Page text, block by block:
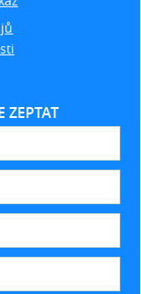
ZEPTAT